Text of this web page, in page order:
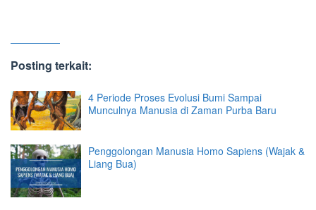
Posting terkait:
4 Periode Proses Evolusi Bumi Sampai
Munculnya Manusia di Zaman Purba Baru
Penggolongan Manusia Homo Sapiens (Wajak &
Liang Bua)